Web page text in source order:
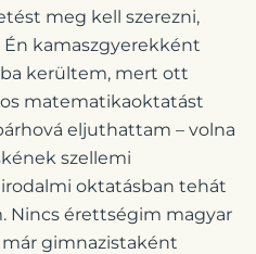
meg kell szerezni,
Én kamaszgyerekként
kerültem, mert ott
matematikaoktatást
eljuthattam – volna
szellemi
oktatásban tehát
Nincs érettségim magyar
gimnazistaként